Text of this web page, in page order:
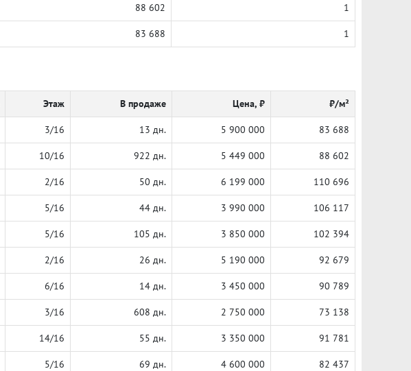
88 602 1
83 688 1
Этаж В продаже Цена, ₽ ₽/м²
3/16 13 дн. 5 900 000 83 688
10/16 922 дн. 5 449 000 88 602
2/16 50 дн. 6 199 000 110 696
5/16 44 дн. 3 990 000 106 117
5/16 105 дн. 3 850 000 102 394
2/16 26 дн. 5 190 000 92 679
6/16 14 дн. 3 450 000 90 789
3/16 608 дн. 2 750 000 73 138
14/16 55 дн. 3 350 000 91 781
5/16 69 дн. 4 600 000 82 437